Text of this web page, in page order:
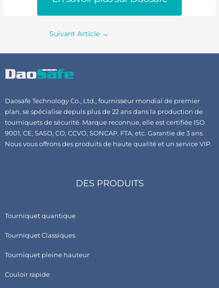
Suivant Article →
Daosafe Technology Co., Ltd., fournisseur mondial de premier
plan, se spécialise depuis plus de 22 ans dans la production de
tourniquets de sécurité. Marque reconnue, elle est certifiée ISO
9001, CE, SASO, CO, CCVO, SONCAP, FTA, etc. Garantie de 3 ans.
Nous vous offrons des produits de haute qualité et un service VIP.
DES PRODUITS
Tourniquet quantique
Tourniquet Classiques
Tourniquet pleine hauteur
Couloir rapide